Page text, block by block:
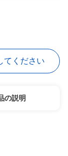
てください
の説明